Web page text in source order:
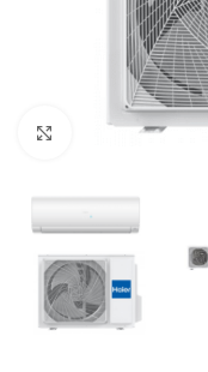
Kliknite za veću sliku